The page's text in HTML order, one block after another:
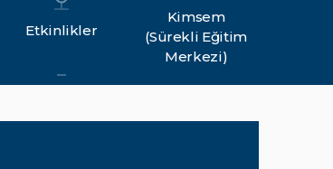
Etkinlikler
Kimsem
(Sürekli Eğitim
Merkezi)